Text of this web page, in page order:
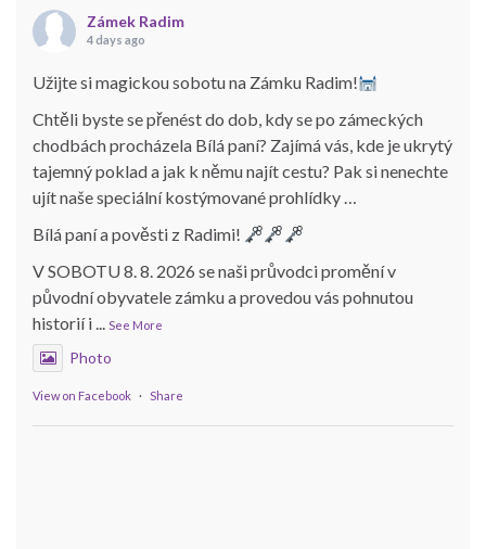
Zámek Radim
4 days ago
Užijte si magickou sobotu na Zámku Radim!
Chtěli byste se přenést do dob, kdy se po zámeckých
chodbách procházela Bílá paní? Zajímá vás, kde je ukrytý
tajemný poklad a jak k němu najít cestu? Pak si nenechte
ujít naše speciální kostýmované prohlídky …
Bílá paní a pověsti z Radimi!
V SOBOTU 8. 8. 2026 se naši průvodci promění v
původní obyvatele zámku a provedou vás pohnutou
historií i ... See More
Photo
View on Facebook · Share